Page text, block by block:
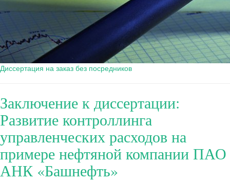
Диссертация на заказ без посредников
Заключение к диссертации:
Развитие контроллинга
управленческих расходов на
примере нефтяной компании ПАО
АНК «Башнефть»